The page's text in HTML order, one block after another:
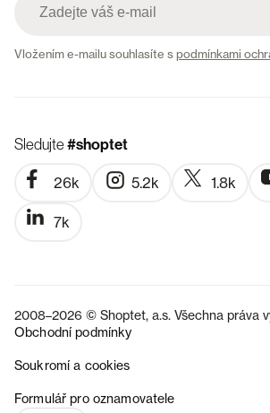
Vložením e-mailu souhlasíte spodmínkami
Sledujte#shoptet
26k 5.2k 1.8k
7k
2008–2026 © Shoptet, a.s. Všechna práva
Obchodní podmínky
Soukromí a cookies
Formulář pro oznamovatele